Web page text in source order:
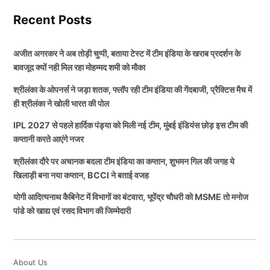
टी20
026
वार
जे
ले-स्ट्रीट
टी20
026
निवार
शाम 7:00 बजे
चेस्टर
टी20
026
वार
जे
ट्रेंट ब्रिज, नॉटिंघम
टी20
026
र
जे
काउंटी ग्राउंड, ब्रिस्टल
टी20
2026
निवार
शाम 7:00 बजे द रोज़ बाउल, साउथैम्प्टन
5 टी20 मैचों की सीरीज के लिए IND vs
ENG
इस मुकाबले में भारतीय टीम (Team India) के गेंदाबजों का काफी
खराब प्रदर्शन देखने को मिला है। दरअसल श्रीलंका के बल्लेबाज
आपको भी कुछ खास जानकारी देते हैं।
श्रीलंका के बल्लेबाज निशान फर्नांडो ने खेली
Team India के लिए तुफानी पारी
श्रीलंका के बल्लेबाजों ने पहले बल्लेबाजी करते हुए भारतीय
गेंदबाजों के सामने काफी आक्रामक बल्लेबाजी करते हुए नजर
में 66 रनों कि विस्फोटक पारी खेली है। इस पारी में फर्नांडो ने 11
चौके और 1 छक्का जड़ा है।
Recent Posts
अजीत अगरकर ने अब तोड़ी चुप्पी, बताया टेस्ट में टीम इंडिया के खराब प्रदर्शन के
बावजूद क्यों नही मिल रहा मोहम्मद शमी को मौका
श्रीलंका के ओपनर्स ने जड़ा शतक, फ्लॉप रही टीम इंडिया की गेंदबाजी, प्रैक्टिस मैच में
ही श्रीलंका ने खोली भारत की पोल
IPL 2027 से पहले हार्दिक पंड्या को मिली नई टीम, मुंबई इंडियंस छोड़ इस टीम की
कप्तानी करते आएंगे नजर
श्रीलंका दौरे पर अचानक बदला टीम इंडिया का कप्तान, शुभमन गिल की जगह ये
खिलाड़ी बना नया कप्तान, BCCI ने बताई वजह
योगी आदित्यनाथ कैबिनेट में विभागों का बंटवारा, भूपेंद्र चौधरी को MSME तो मनोज
पांडे को खाद्य एवं रसद विभाग की जिम्मेदारी
About Us